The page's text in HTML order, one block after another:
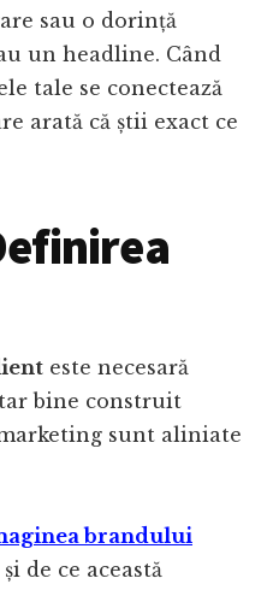
sau o dorință
un headline. Când
tale se conectează
arată că știi exact ce
este necesară
bine construit
sunt aliniate
brandului
de ce această